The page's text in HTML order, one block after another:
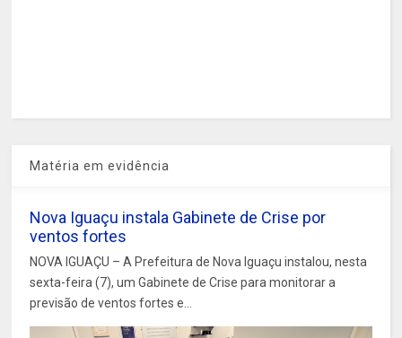
Matéria em evidência
Nova Iguaçu instala Gabinete de Crise por
ventos fortes
NOVA IGUAÇU – A Prefeitura de Nova Iguaçu instalou, nesta
sexta-feira (7), um Gabinete de Crise para monitorar a
previsão de ventos fortes e...